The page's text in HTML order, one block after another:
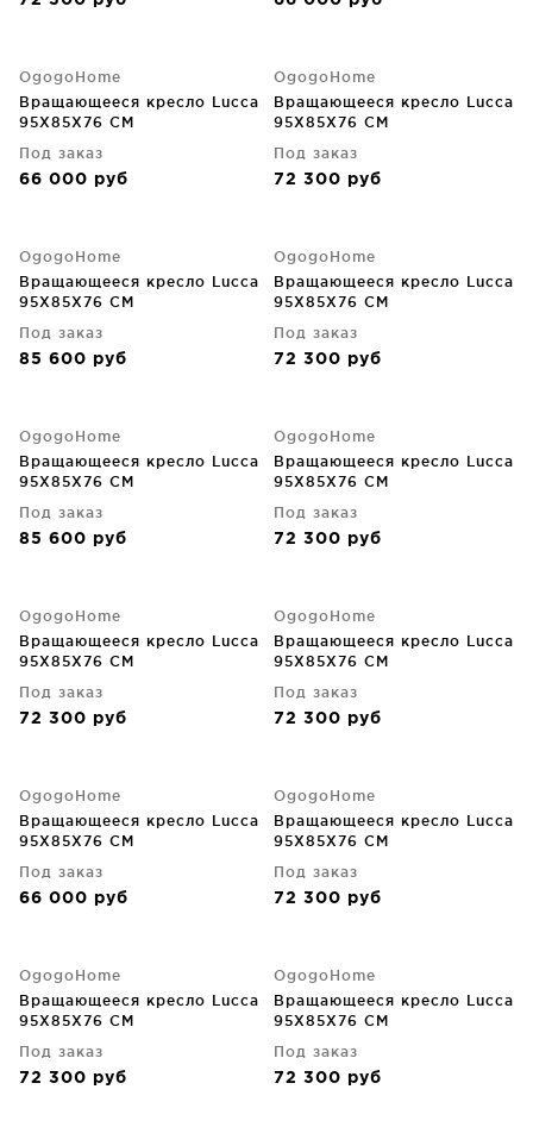
OgogoHome
Вращающееся кресло Lucca
95X85X76 CM
Под заказ
66 000 руб
OgogoHome
Вращающееся кресло Lucca
95X85X76 CM
Под заказ
72 300 руб
OgogoHome
Вращающееся кресло Lucca
95X85X76 CM
Под заказ
85 600 руб
OgogoHome
Вращающееся кресло Lucca
95X85X76 CM
Под заказ
72 300 руб
OgogoHome
Вращающееся кресло Lucca
95X85X76 CM
Под заказ
85 600 руб
OgogoHome
Вращающееся кресло Lucca
95X85X76 CM
Под заказ
72 300 руб
OgogoHome
Вращающееся кресло Lucca
95X85X76 CM
Под заказ
72 300 руб
OgogoHome
Вращающееся кресло Lucca
95X85X76 CM
Под заказ
72 300 руб
OgogoHome
Вращающееся кресло Lucca
95X85X76 CM
Под заказ
66 000 руб
OgogoHome
Вращающееся кресло Lucca
95X85X76 CM
Под заказ
72 300 руб
OgogoHome
Вращающееся кресло Lucca
95X85X76 CM
Под заказ
72 300 руб
OgogoHome
Вращающееся кресло Lucca
95X85X76 CM
Под заказ
72 300 руб